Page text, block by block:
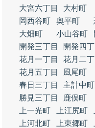
大宮六丁目
大村町
岡西谷町
奥平町
大畑町
小山谷町
開発三丁目
開発四丁
花月一丁目
花月二丁
花月五丁目
風尾町
春日三丁目
主計中町
勝見三丁目
鹿俣町
上一光町
上江尻町
上河北町
上東郷町